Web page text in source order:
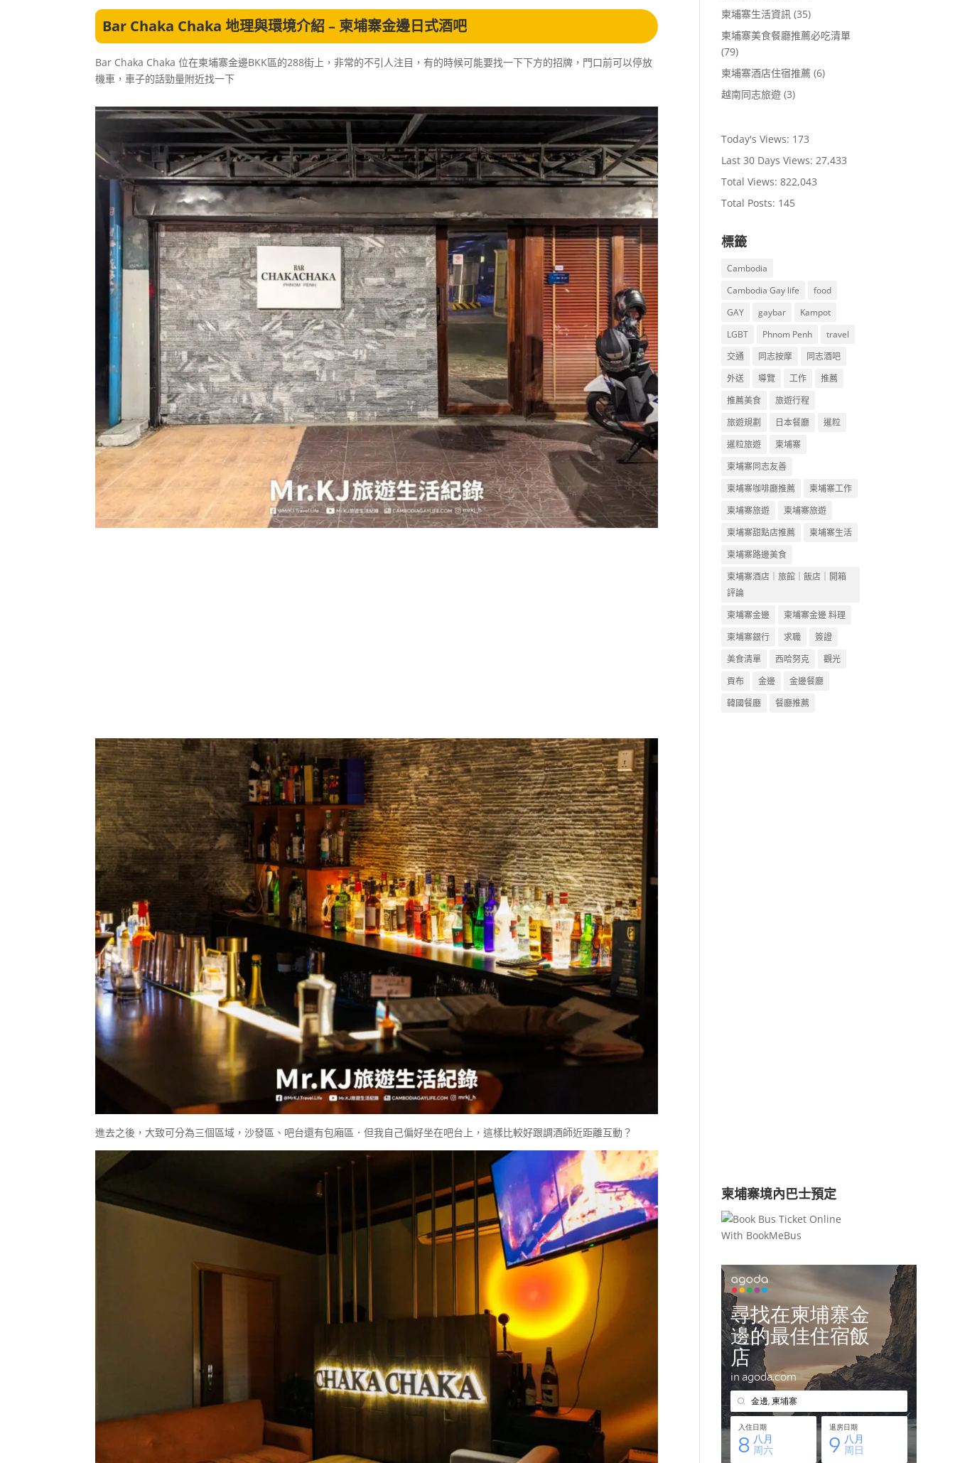
Bar Chaka Chaka 地理與環境介紹 – 柬埔寨金邊日式酒吧
Bar Chaka Chaka 位在柬埔寨金邊BKK區的288街上，非常的不引人注目，有的時候可能要找一下下方的招牌，門口前可以停放
機車，車子的話勁量附近找一下
進去之後，大致可分為三個區域，沙發區、吧台還有包廂區．但我自己偏好坐在吧台上，這樣比較好跟調酒師近距離互動？
柬埔寨生活資訊 (35)
柬埔寨美食餐廳推薦必吃清單
(79)
柬埔寨酒店住宿推薦 (6)
越南同志旅遊 (3)
Today's Views: 173
Last 30 Days Views:27,433
Total Views:822,043
Total Posts: 145
標籤
Cambodia
Cambodia Gay life
food
GAY
gaybar
Kampot
LGBT
Phnom Penh
travel
交通
同志按摩
同志酒吧
外送
導覽 工作
推薦
推薦美食
旅遊行程
旅遊規劃
日本餐廳
暹粒
暹粒旅遊
柬埔寨
柬埔寨同志友善
柬埔寨咖啡廳推薦
柬埔寨工作
柬埔寨旅遊
柬埔寨旅遊
柬埔寨甜點店推薦
柬埔寨生活
柬埔寨路邊美食
柬埔寨酒店｜旅館｜飯店｜開箱
評論
柬埔寨金邊
柬埔寨金邊 料理
柬埔寨銀行
求職
簽證
美食清單
西哈努克
觀光
貢布
金邊
金邊餐廳
韓國餐廳
餐廳推薦
柬埔寨境內巴士預定